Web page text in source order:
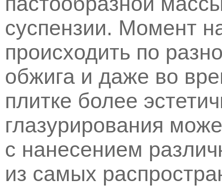
суспензии. Момент
происходить по
обжига и даже во
плитке более
глазурирования
с нанесением
из самых